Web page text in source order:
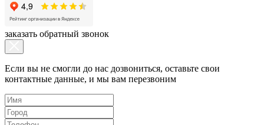
заказать обратный звонок
Если вы не смогли до нас дозвониться, оставьте свои
контактные данные, и мы вам перезвоним